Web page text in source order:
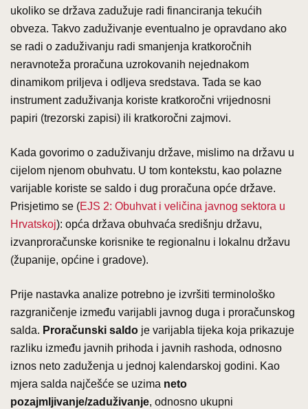
ukoliko se država zadužuje radi financiranja tekućih
obveza. Takvo zaduživanje eventualno je opravdano ako
se radi o zaduživanju radi smanjenja kratkoročnih
neravnoteža proračuna uzrokovanih nejednakom
dinamikom priljeva i odljeva sredstava. Tada se kao
instrument zaduživanja koriste kratkoročni vrijednosni
papiri (trezorski zapisi) ili kratkoročni zajmovi.
Kada govorimo o zaduživanju države, mislimo na državu u
cijelom njenom obuhvatu. U tom kontekstu, kao polazne
varijable koriste se saldo i dug proračuna opće države.
Prisjetimo se (EJS 2: Obuhvat i veličina javnog sektora u
Hrvatskoj): opća država obuhvaća središnju državu,
izvanproračunske korisnike te regionalnu i lokalnu državu
(županije, općine i gradove).
Prije nastavka analize potrebno je izvršiti terminološko
razgraničenje između varijabli javnog duga i proračunskog
salda. Proračunski saldo je varijabla tijeka koja prikazuje
razliku između javnih prihoda i javnih rashoda, odnosno
iznos neto zaduženja u jednoj kalendarskoj godini. Kao
mjera salda najčešće se uzima neto
pozajmljivanje/zaduživanje, odnosno ukupni